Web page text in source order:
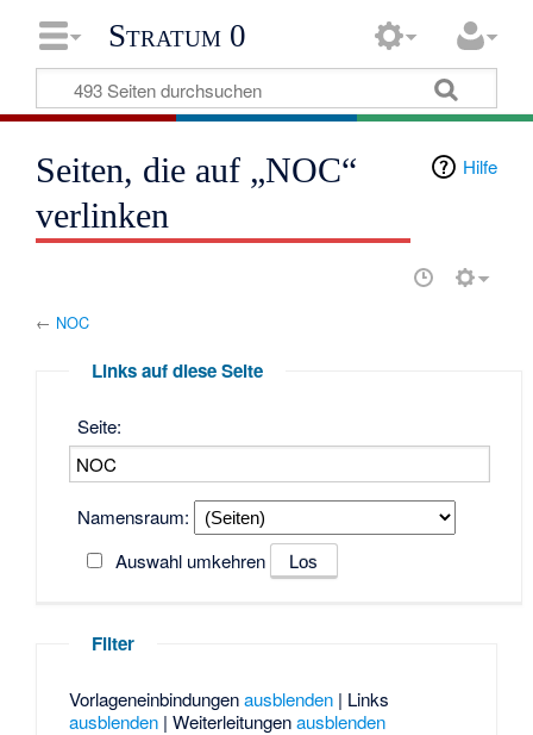
Stratum 0
Hilfe
Seiten, die auf „NOC“
verlinken
← NOC
Links auf diese Seite
Seite:
Namensraum:
Auswahl umkehren
Filter
Vorlageneinbindungenausblenden| Links
ausblenden| Weiterleitungenausblenden